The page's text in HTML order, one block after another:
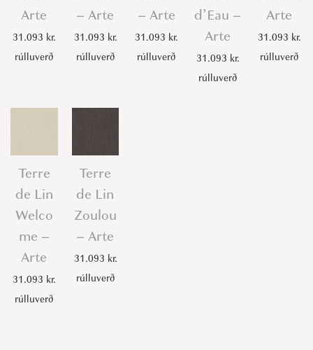
Arte
31.093 kr.
rúlluverð
– Arte
31.093 kr.
rúlluverð
– Arte
31.093 kr.
rúlluverð
d’Eau –
Arte
31.093 kr.
rúlluverð
Arte
31.093 kr.
rúlluverð
Terre
de Lin
Welco
me –
Arte
31.093 kr.
rúlluverð
Terre
de Lin
Zoulou
– Arte
31.093 kr.
rúlluverð